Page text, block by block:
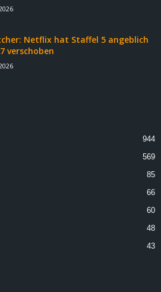
Netflix hat Staffel 5 angeblich
verschoben
944
569
85
66
60
48
43